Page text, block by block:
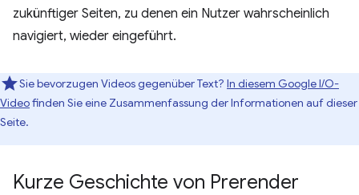
zukünftiger Seiten, zu denen ein Nutzer wahrscheinlich
navigiert, wieder eingeführt.
Sie bevorzugen Videos gegenüber Text? In diesem Google I/O-
Videofinden Sie eine Zusammenfassung der Informationen auf dieser
Seite.
Kurze Geschichte von Prerender